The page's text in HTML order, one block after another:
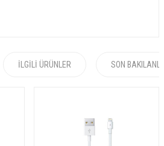
İLGILI ÜRÜNLER SON